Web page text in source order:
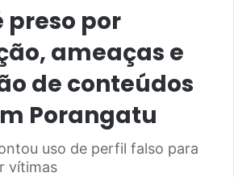
preso por
ameaças e
de conteúdos
Porangatu
uso de perfil falso para
vítimas